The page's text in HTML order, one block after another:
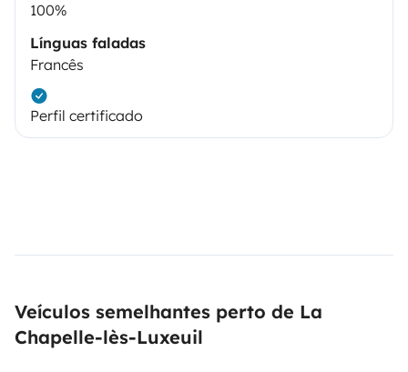
100%
Línguas faladas
Francês
Perfil certificado
Veículos semelhantes perto de La
Chapelle-lès-Luxeuil